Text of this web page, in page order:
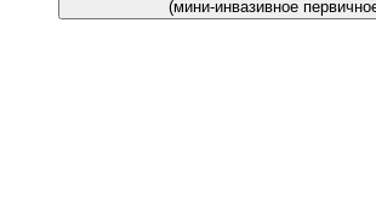
(мини-инвазивное